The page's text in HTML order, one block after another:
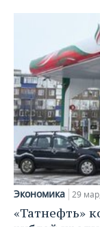
Экономика 29
«Татнефть»